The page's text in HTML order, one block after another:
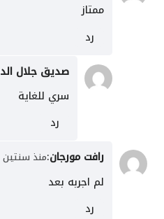
ممتاز
رد
صديق جلال
سري للغاية
رد
رافت مورجان:منذ سنتين
لم اجربه بعد
رد